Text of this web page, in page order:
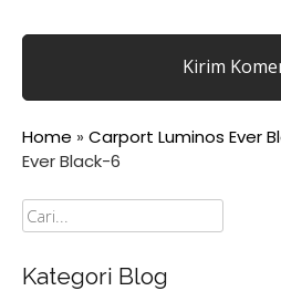
Home » Carport Luminos Ever
Ever Black-6
Cari
Kategori Blog